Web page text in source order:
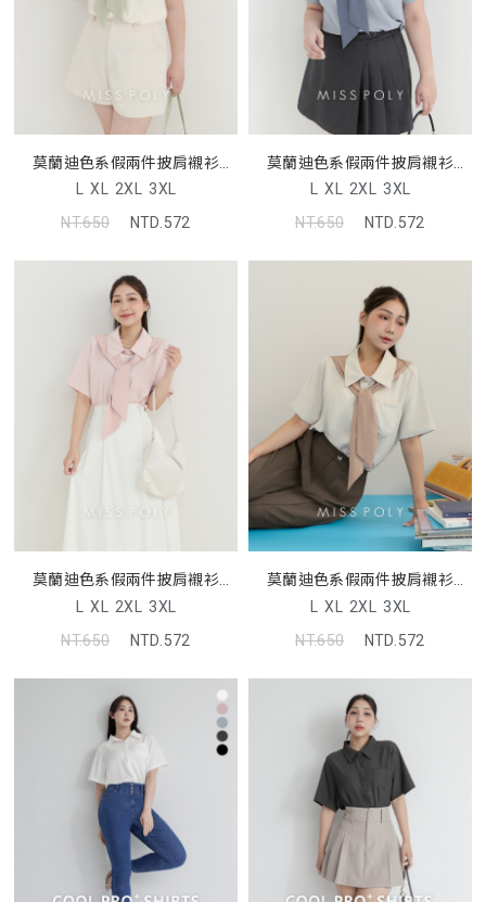
莫蘭迪色系假兩件披肩襯衫
MISS
L XL 2XL 3XL
NT.650
NTD.572
莫蘭迪色系假兩件披肩襯衫
MISS
L XL 2XL 3XL
NT.650
NTD.572
莫蘭迪色系假兩件披肩襯衫
MISS
L XL 2XL 3XL
NT.650
NTD.572
莫蘭迪色系假兩件披肩襯衫
MISS
L XL 2XL 3XL
NT.650
NTD.572